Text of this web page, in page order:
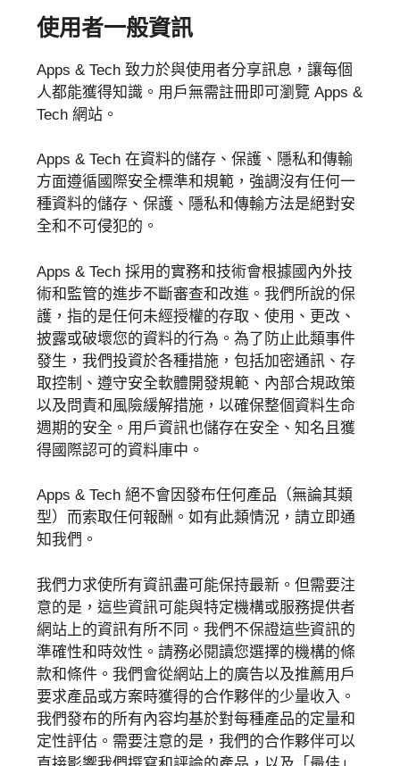
使用者一般資訊
Apps & Tech 致力於與使用者分享訊息，讓每個
人都能獲得知識。用戶無需註冊即可瀏覽 Apps &
Tech 網站。
Apps & Tech 在資料的儲存、保護、隱私和傳輸
方面遵循國際安全標準和規範，強調沒有任何一
種資料的儲存、保護、隱私和傳輸方法是絕對安
全和不可侵犯的。
Apps & Tech 採用的實務和技術會根據國內外技
術和監管的進步不斷審查和改進。我們所說的保
護，指的是任何未經授權的存取、使用、更改、
披露或破壞您的資料的行為。為了防止此類事件
發生，我們投資於各種措施，包括加密通訊、存
取控制、遵守安全軟體開發規範、內部合規政策
以及問責和風險緩解措施，以確保整個資料生命
週期的安全。用戶資訊也儲存在安全、知名且獲
得國際認可的資料庫中。
Apps & Tech 絕不會因發布任何產品（無論其類
型）而索取任何報酬。如有此類情況，請立即通
知我們。
我們力求使所有資訊盡可能保持最新。但需要注
意的是，這些資訊可能與特定機構或服務提供者
網站上的資訊有所不同。我們不保證這些資訊的
準確性和時效性。請務必閱讀您選擇的機構的條
款和條件。我們會從網站上的廣告以及推薦用戶
要求產品或方案時獲得的合作夥伴的少量收入。
我們發布的所有內容均基於對每種產品的定量和
定性評估。需要注意的是，我們的合作夥伴可以